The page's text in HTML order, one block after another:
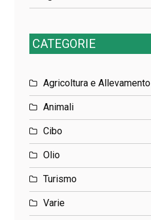
CATEGORIE
Agricoltura e Allevamento
Animali
Cibo
Olio
Turismo
Varie